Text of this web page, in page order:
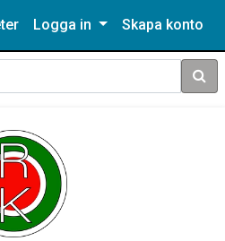
Logga in Skapa konto
Sök